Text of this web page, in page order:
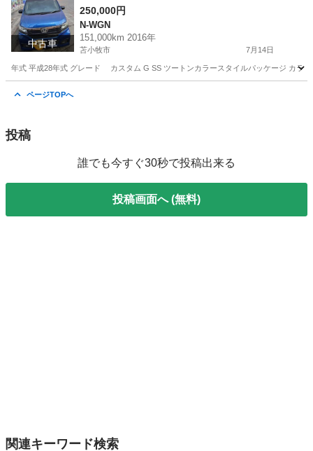
中古車
250,000円
N-WGN
151,000km 2016年
苫小牧市 7月14日
年式 平成28年式 グレード カスタム G SS ツートンカラースタイルパッケージ カラ
ページTOPへ
投稿
誰でも今すぐ30秒で投稿出来る
投稿画面へ (無料)
関連キーワード検索